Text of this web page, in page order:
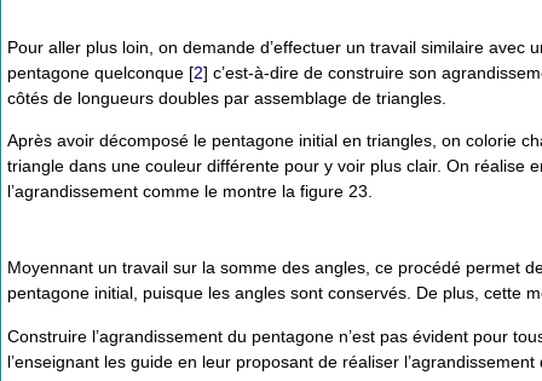
Pour aller plus loin, on demande d’effectuer un travail similaire avec
pentagone quelconque [2] c’est-à-dire de construire son
côtés de longueurs doubles par assemblage de triangles.
Après avoir décomposé le pentagone initial en triangles, on colorie
triangle dans une couleur différente pour y voir plus clair. On réalise
l’agrandissement comme le montre la figure 23.
Moyennant un travail sur la somme des angles, ce procédé permet
pentagone initial, puisque les angles sont conservés. De plus, cette
Construire l’agrandissement du pentagone n’est pas évident pour
l’enseignant les guide en leur proposant de réaliser